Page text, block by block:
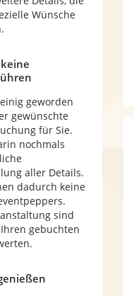
Wünsche
geworden
gewünschte
für Sie.
nochmals
aller Details.
dadurch keine
sind
gebuchten